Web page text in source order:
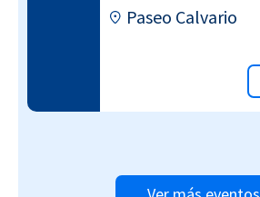
Paseo Calvario